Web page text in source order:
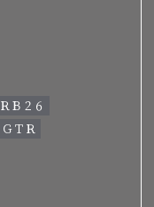
ＲＢ２６
ＧＴＲ